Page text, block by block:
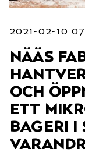
2021-02-10
nääs
och
ett
bageri i